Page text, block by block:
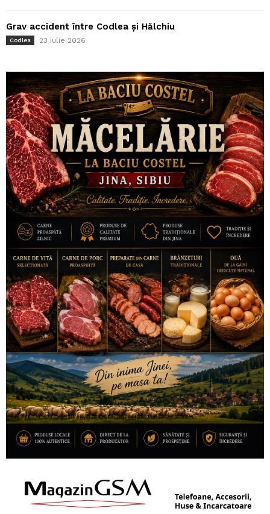
Grav accident între Codlea și Hălchiu
Codlea 23 iulie 2026